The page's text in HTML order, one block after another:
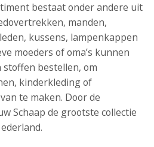
bestaat onder andere uit
manden,
kussens, lampenkappen
moeders of oma’s kunnen
stoffen bestellen, om
kinderkleding of
te maken. Door de
Schaap de grootste collectie